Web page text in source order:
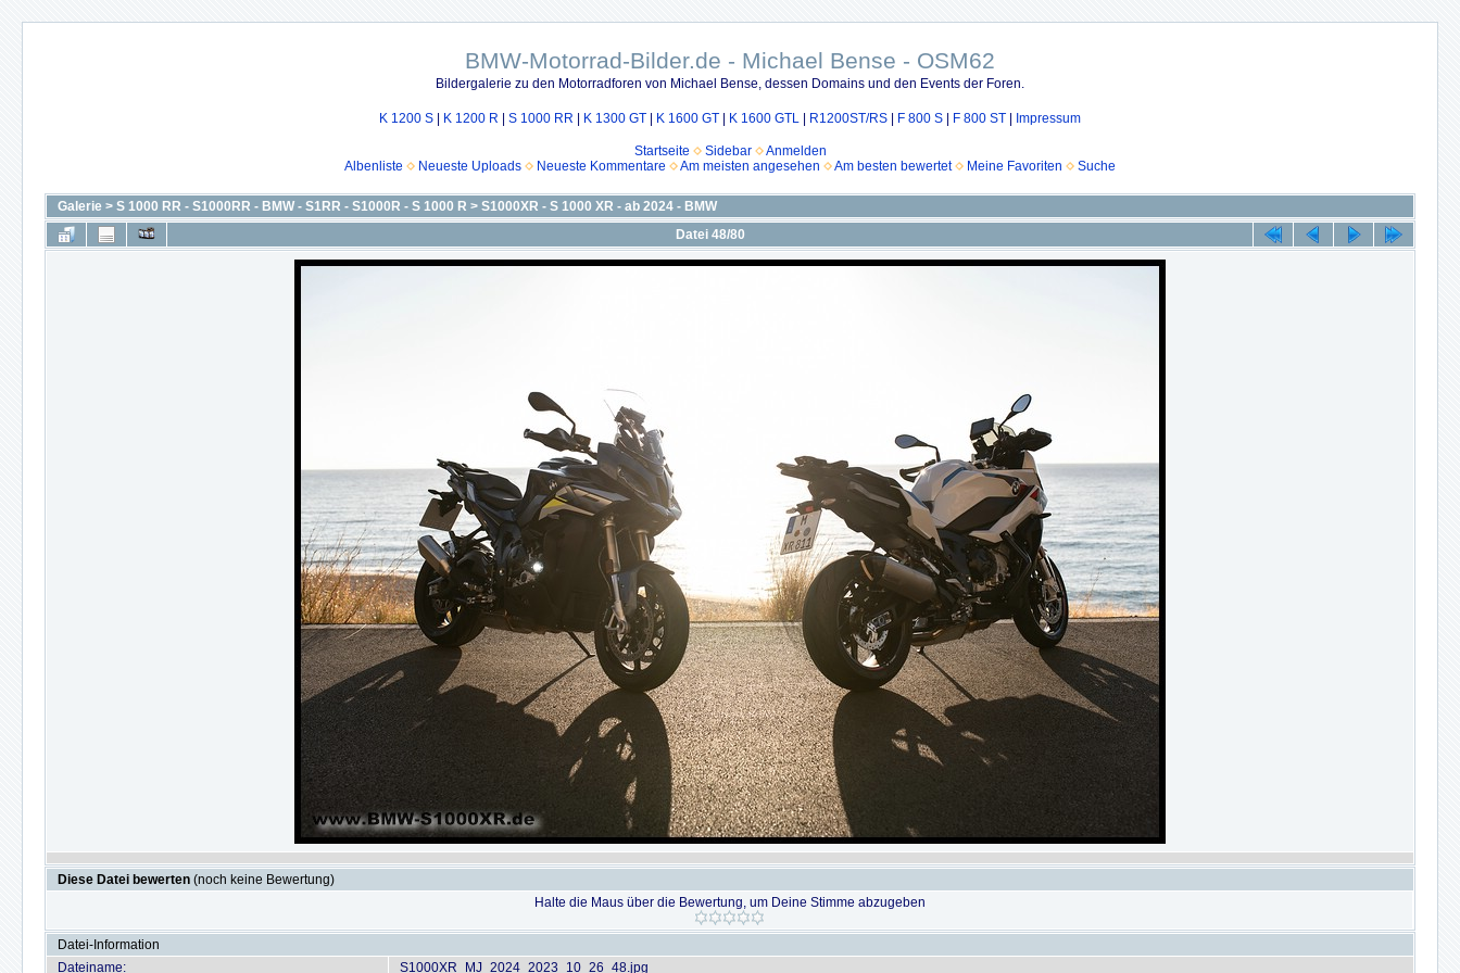
BMW-Motorrad-Bilder.de - Michael Bense - OSM62
Bildergalerie zu den Motorradforen von Michael Bense, dessen Domains und den Events der Foren.
K 1200 S K 1200 R S 1000 RR K 1300 GT K 1600 GT K 1600 GTL R1200ST/RS F 800 S F 800 ST Impressum
Startseite Sidebar
Anmelden
Albenliste
Neueste Uploads Neueste Kommentare Am meisten angesehen Am besten bewertet Meine Favoriten Suche
Galerie > S 1000 RR - S1000RR - BMW - S1RR - S1000R - S 1000 R > S1000XR - S 1000 XR - ab 2024 - BMW
Datei 48/80
Diese Datei bewerten (noch keine Bewertung)
Halte die Maus über die Bewertung, um Deine Stimme abzugeben
Datei-Information
Dateiname:
S1000XR_MJ_2024_2023_10_26_48.jpg